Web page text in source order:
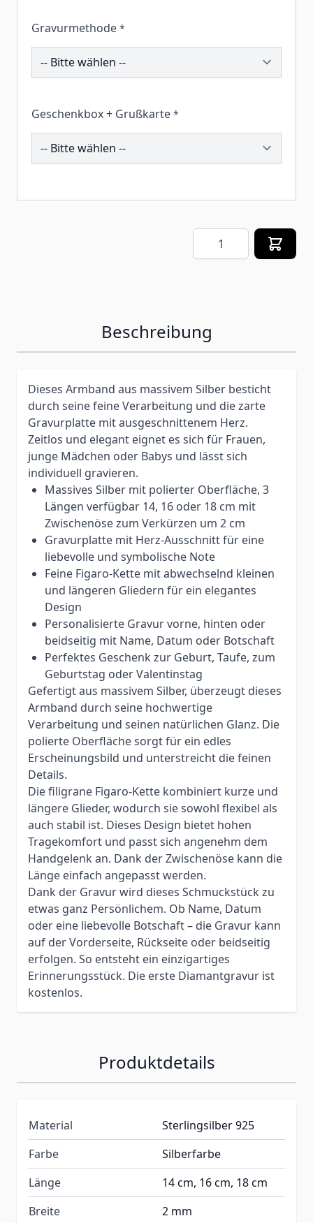
Gravurmethode *
201177
Geschenkbox + Grußkarte *
258581
Menge
Beschreibung
Dieses Armband aus massivem Silber besticht
durch seine feine Verarbeitung und die zarte
Gravurplatte mit ausgeschnittenem Herz.
Zeitlos und elegant eignet es sich für Frauen,
junge Mädchen oder Babys und lässt sich
individuell gravieren.
Massives Silber mit polierter Oberfläche, 3
Längen verfügbar 14, 16 oder 18 cm mit
Zwischenöse zum Verkürzen um 2 cm
Gravurplatte mit Herz-Ausschnitt für eine
liebevolle und symbolische Note
Feine Figaro-Kette mit abwechselnd kleinen
und längeren Gliedern für ein elegantes
Design
Personalisierte Gravur vorne, hinten oder
beidseitig mit Name, Datum oder Botschaft
Perfektes Geschenk zur Geburt, Taufe, zum
Geburtstag oder Valentinstag
Gefertigt aus massivem Silber, überzeugt dieses
Armband durch seine hochwertige
Verarbeitung und seinen natürlichen Glanz. Die
polierte Oberfläche sorgt für ein edles
Erscheinungsbild und unterstreicht die feinen
Details.
Die filigrane Figaro-Kette kombiniert kurze und
längere Glieder, wodurch sie sowohl flexibel als
auch stabil ist. Dieses Design bietet hohen
Tragekomfort und passt sich angenehm dem
Handgelenk an. Dank der Zwischenöse kann die
Länge einfach angepasst werden.
Dank der Gravur wird dieses Schmuckstück zu
etwas ganz Persönlichem. Ob Name, Datum
oder eine liebevolle Botschaft – die Gravur kann
auf der Vorderseite, Rückseite oder beidseitig
erfolgen. So entsteht ein einzigartiges
Erinnerungsstück. Die erste Diamantgravur ist
kostenlos.
Produktdetails
Material
Sterlingsilber 925
Farbe
Silberfarbe
Länge
14 cm, 16 cm, 18 cm
Breite
2 mm